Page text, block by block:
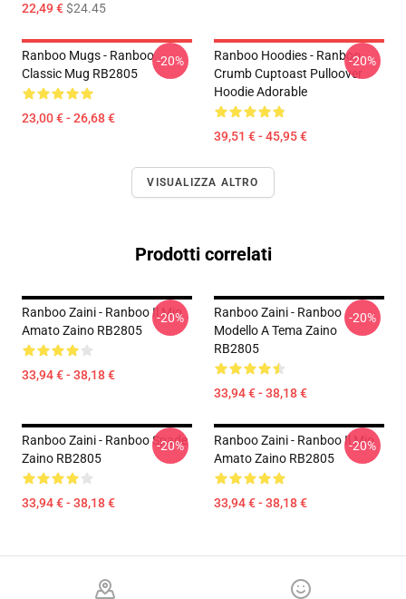
22,49 €$24.45
Ranboo Mugs - Ranboo
Classic Mug RB2805
23,00 € - 26,68 €
-20%
Ranboo Hoodies - Ranboo
Crumb Cuptoast Pulloover
Hoodie Adorable
39,51 € - 45,95 €
-20%
VISUALIZZA ALTRO
Prodotti correlati
Ranboo Zaini - Ranboo Il Mio
Amato Zaino RB2805
33,94 € - 38,18 €
-20%
Ranboo Zaini - Ranboo
Modello A Tema Zaino
RB2805
33,94 € - 38,18 €
-20%
Ranboo Zaini - Ranboo Spade
Zaino RB2805
33,94 € - 38,18 €
-20%
Ranboo Zaini - Ranboo Il Mio
Amato Zaino RB2805
33,94 € - 38,18 €
-20%